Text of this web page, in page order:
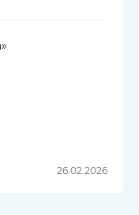
26.02.2026